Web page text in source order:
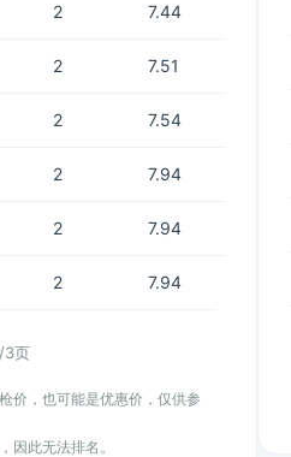
2 7.44
2 7.51
2 7.54
2 7.94
2 7.94
2 7.94
3页
价，也可能是优惠价，仅供参
因此无法排名。